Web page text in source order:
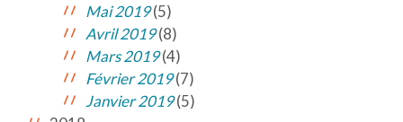
Mai 2019(5)
Avril 2019(8)
Mars 2019(4)
Février 2019(7)
Janvier 2019(5)